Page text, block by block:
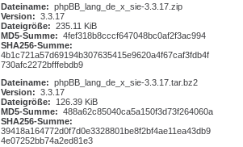
Dateiname: phpBB_lang_de_x_sie-3.3.17.zip
Version: 3.3.17
Dateigröße: 235.11 KiB
MD5-Summe: 4fef318b8cccf647048bc0af2f3ac994
SHA256-Summe:
4b1c721a57d69194b307635415e9620a4f67caf3fdb4f
730afc2272bfffebdb9
Dateiname: phpBB_lang_de_x_sie-3.3.17.tar.bz2
Version: 3.3.17
Dateigröße:
126.39 KiB
MD5-Summe: 488a62c85040ca5a150f3d73f264060a
SHA256-Summe:
39418a164772d0f7d0e3328801be8f2bf4ae11ea43db9
4e07252bb74a2ed81e3